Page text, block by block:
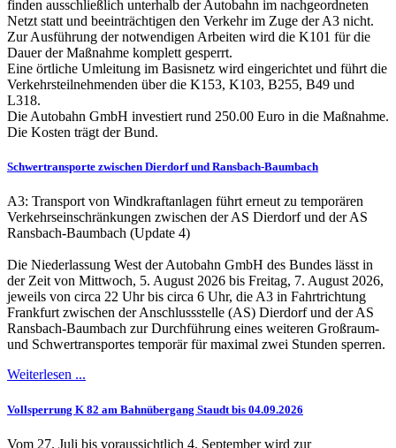
finden ausschließlich unterhalb der Autobahn im nachgeordneten
Netzt statt und beeinträchtigen den Verkehr im Zuge der A3 nicht.
Zur Ausführung der notwendigen Arbeiten wird die K101 für die
Dauer der Maßnahme komplett gesperrt.
Eine örtliche Umleitung im Basisnetz wird eingerichtet und führt die
Verkehrsteilnehmenden über die K153, K103, B255, B49 und
L318.
Die Autobahn GmbH investiert rund 250.00 Euro in die Maßnahme.
Die Kosten trägt der Bund.
Schwertransporte zwischen Dierdorf und Ransbach-Baumbach
A3: Transport von Windkraftanlagen führt erneut zu temporären
Verkehrseinschränkungen zwischen der AS Dierdorf und der AS
Ransbach-Baumbach (Update 4)
Die Niederlassung West der Autobahn GmbH des Bundes lässt in
der Zeit von Mittwoch, 5. August 2026 bis Freitag, 7. August 2026,
jeweils von circa 22 Uhr bis circa 6 Uhr, die A3 in Fahrtrichtung
Frankfurt zwischen der Anschlussstelle (AS) Dierdorf und der AS
Ransbach-Baumbach zur Durchführung eines weiteren Großraum-
und Schwertransportes temporär für maximal zwei Stunden sperren.
Weiterlesen ...
Vollsperrung K 82 am Bahnübergang Staudt bis 04.09.2026
Vom 27. Juli bis voraussichtlich 4. September wird zur